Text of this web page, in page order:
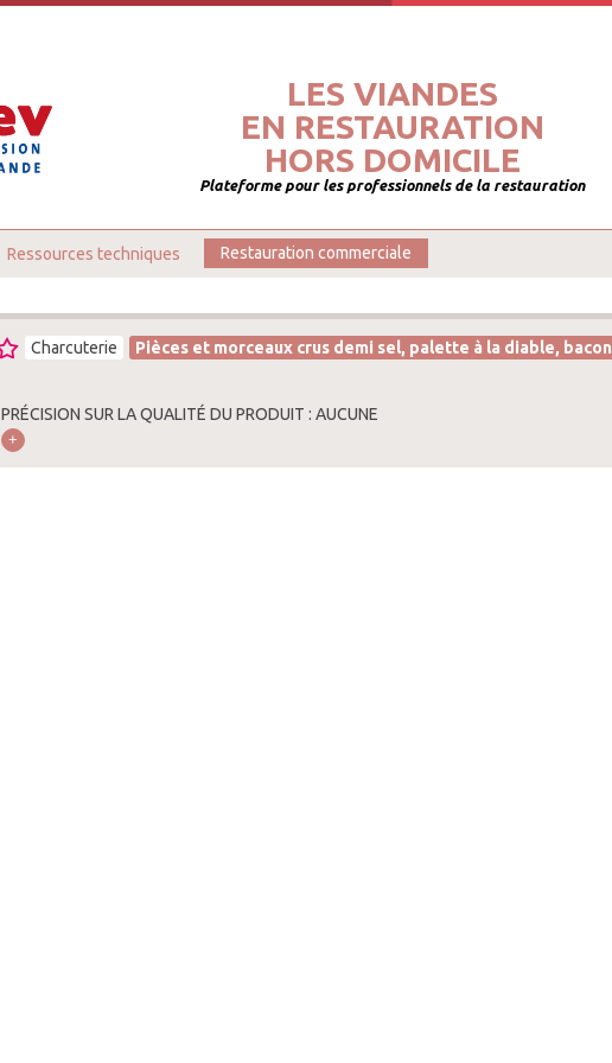
LES VIANDES
EN RESTAURATION
HORS DOMICILE
Plateforme pour les professionnels de la restauration
Ressources techniques Restauration commerciale
Charcuterie Pièces et morceaux crus demi sel, palette à la diable, bacon
PRÉCISION SUR LA QUALITÉ DU PRODUIT : AUCUNE